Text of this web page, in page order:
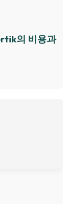
의 비용과